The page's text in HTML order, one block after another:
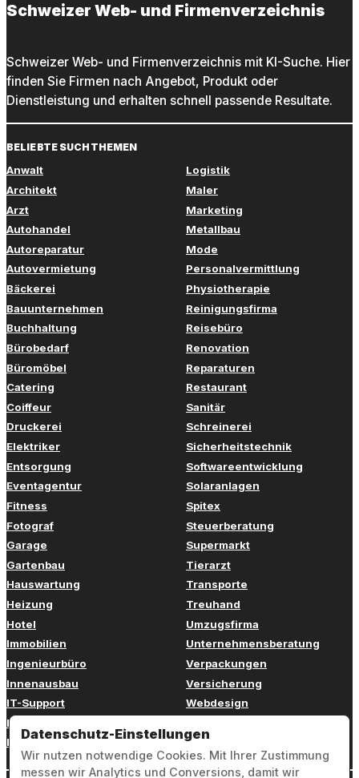
Schweizer Web- und Firmenverzeichnis
Schweizer Web- und Firmenverzeichnis mit KI-Suche. Hier
finden Sie Firmen nach Angebot, Produkt oder
Dienstleistung und erhalten schnell passende Resultate.
BELIEBTE SUCHTHEMEN
Anwalt
Architekt
Arzt
Autohandel
Autoreparatur
Autovermietung
Bäckerei
Bauunternehmen
Buchhaltung
Bürobedarf
Büromöbel
Catering
Coiffeur
Druckerei
Elektriker
Entsorgung
Eventagentur
Fitness
Fotograf
Garage
Gartenbau
Hauswartung
Heizung
Hotel
Immobilien
Ingenieurbüro
Innenausbau
IT-Support
Kinderbetreuung
Kosmetik
Logistik
Maler
Marketing
Metallbau
Mode
Personalvermittlung
Physiotherapie
Reinigungsfirma
Reisebüro
Renovation
Reparaturen
Restaurant
Sanitär
Schreinerei
Sicherheitstechnik
Softwareentwicklung
Solaranlagen
Spitex
Steuerberatung
Supermarkt
Tierarzt
Transporte
Treuhand
Umzugsfirma
Unternehmensberatung
Verpackungen
Versicherung
Webdesign
Zahnarzt
Datenschutz-Einstellungen
Wir nutzen notwendige Cookies. Mit Ihrer Zustimmung
messen wir Analytics und Conversions, damit wir